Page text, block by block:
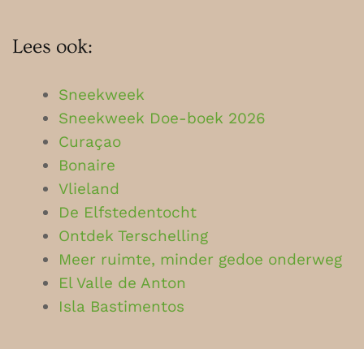
Lees ook:
Sneekweek
Sneekweek Doe-boek 2026
Curaçao
Bonaire
Vlieland
De Elfstedentocht
Ontdek Terschelling
Meer ruimte, minder gedoe onderweg
El Valle de Anton
Isla Bastimentos